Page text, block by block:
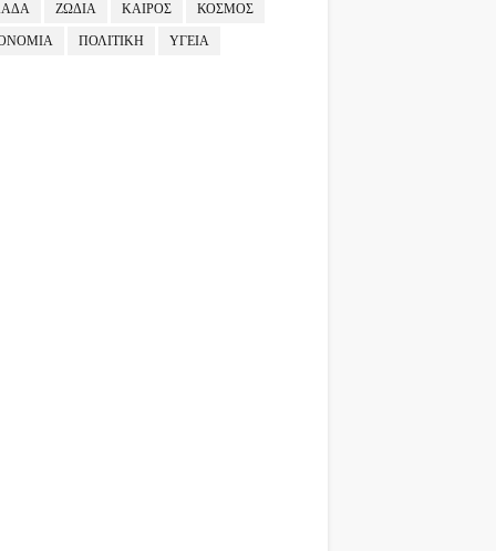
ΖΩΔΙΑ ΚΑΙΡΟΣ ΚΟΣΜΟΣ
ΠΟΛΙΤΙΚΗ ΥΓΕΙΑ